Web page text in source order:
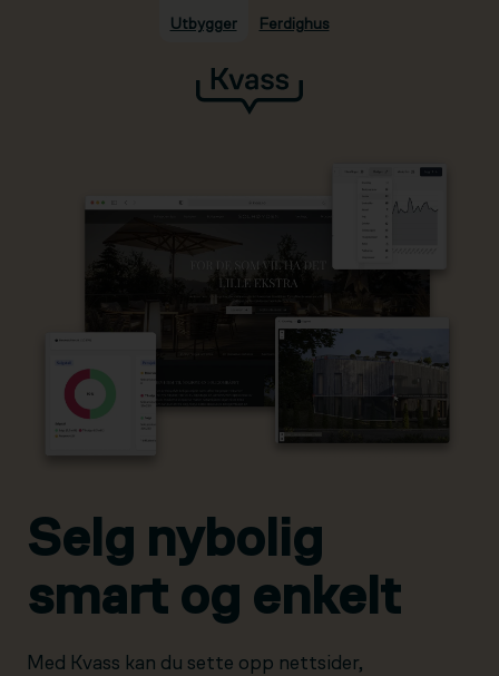
Hopp til hovedinnhold
Utbygger Ferdighus
Selg nybolig
smart og enkelt
Med Kvass kan du sette opp nettsider,